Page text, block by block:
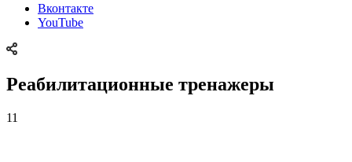
Вконтакте
YouTube
Реабилитационные тренажеры
11